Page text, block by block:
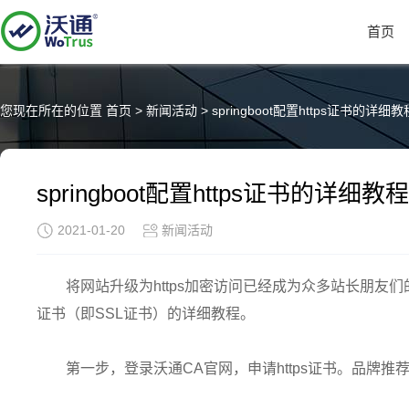
首页
您现在所在的位置 首页 > 新闻活动 > springboot配置https证书的详细教
springboot配置https证书的详细教程
2021-01-20 新闻活动
将网站升级为https加密访问已经成为众多站长朋友
证书（即SSL证书）的详细教程。
第一步，登录沃通CA官网，申请https证书。品牌推